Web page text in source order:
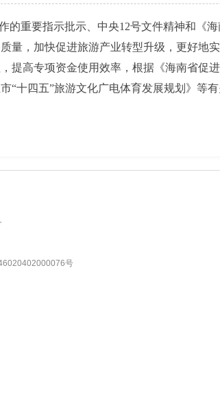
的重要指示批示、中央12号文件精神和《
量，加快促进旅游产业转型升级，更好地
提高专项资金使用效率，根据《海南省促
“十四五”旅游文化广电体育发展规划》等
号